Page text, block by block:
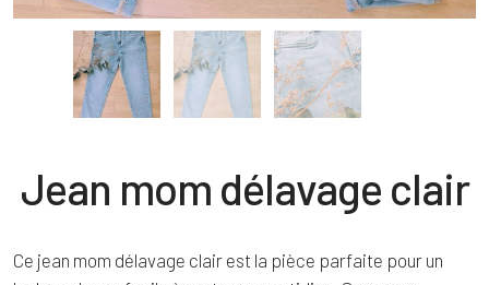
Jean mom délavage clair
Ce jean mom délavage clair est la pièce parfaite pour un